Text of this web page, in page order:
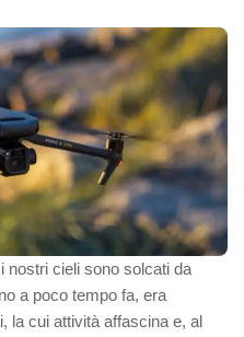
nostri cieli sono solcati da
a poco tempo fa, era
la cui attività affascina e, al